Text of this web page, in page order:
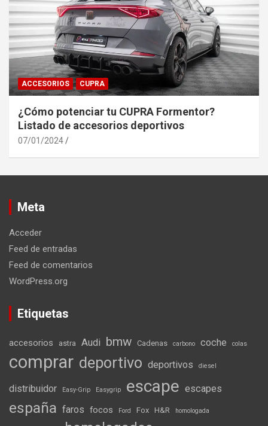
ACCESORIOS CUPRA
¿Cómo potenciar tu CUPRA Formentor?
Listado de accesorios deportivos
07/01/2024
Meta
Acceder
Feed de entradas
Feed de comentarios
WordPress.org
Etiquetas
accesorios astra Audi bmw Cadenas carbono coche colas
comprar deportivo deportivos diesel
distribuidor Easy-Grip Easygrip escape escapes
españa faros focos Ford Fox H&R homologada